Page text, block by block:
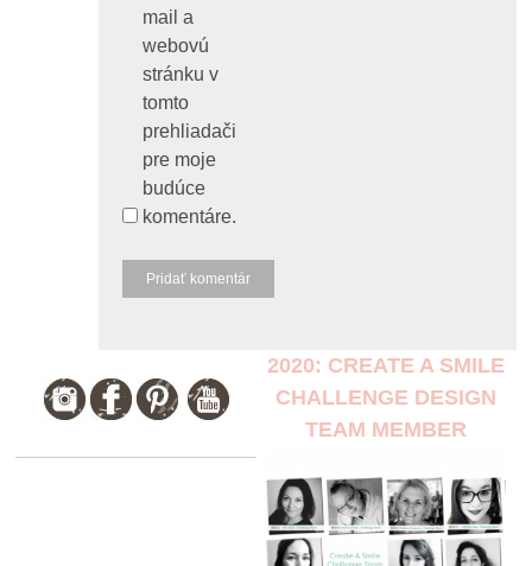
mail a
webovú
stránku v
tomto
prehliadači
pre moje
budúce
komentáre.
2020: CREATE A SMILE
CHALLENGE DESIGN
TEAM MEMBER